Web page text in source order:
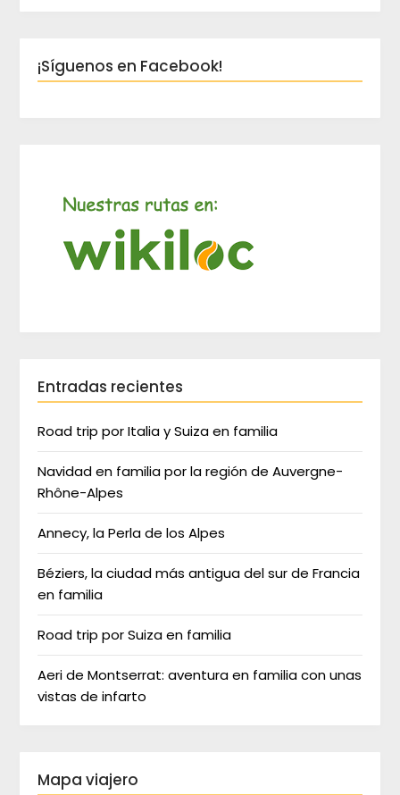
¡Síguenos en Facebook!
Entradas recientes
Road trip por Italia y Suiza en familia
Navidad en familia por la región de Auvergne-
Rhône-Alpes
Annecy, la Perla de los Alpes
Béziers, la ciudad más antigua del sur de Francia
en familia
Road trip por Suiza en familia
Aeri de Montserrat: aventura en familia con unas
vistas de infarto
Mapa viajero